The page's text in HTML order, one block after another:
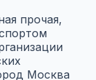
прочая,
Москва